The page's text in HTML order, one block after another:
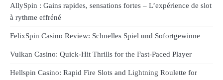
AllySpin : Gains rapides, sensations fortes – L’expérience de slot
à rythme effréné
FelixSpin Casino Review: Schnelles Spiel und Sofortgewinne
Vulkan Casino: Quick‑Hit Thrills for the Fast‑Paced Player
Hellspin Casino: Rapid Fire Slots and Lightning Roulette for